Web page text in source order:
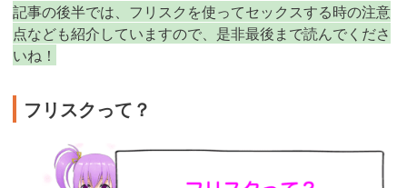
記事の後半では、フリスクを使ってセックスする時の注意
点なども紹介していますので、是非最後まで読んでくださ
いね！
フリスクって？